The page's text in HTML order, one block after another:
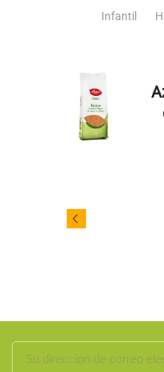
Infantil